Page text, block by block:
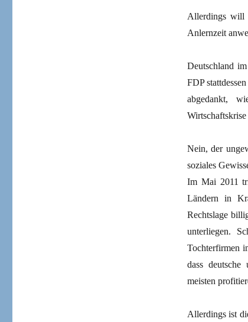
Allerdings will
Anlernzeit
Deutschland
FDP
abgedankt,
Nein, der
soziales
Im Mai 2011
Ländern in
Rechtslage
unterliegen.
Tochterfirmen
dass
meisten
Allerdings ist